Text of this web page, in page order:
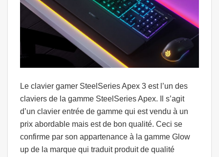
Le clavier gamer SteelSeries Apex 3 est l’un des
claviers de la gamme SteelSeries Apex. Il s’agit
d’un clavier entrée de gamme qui est vendu à un
prix abordable mais est de bon qualité. Ceci se
confirme par son appartenance à la gamme Glow
up de la marque qui traduit produit de qualité